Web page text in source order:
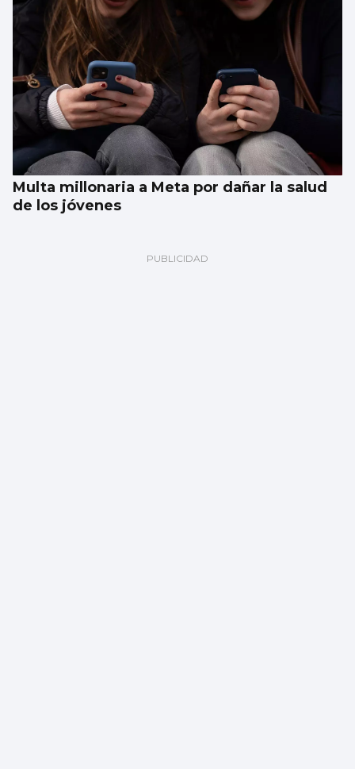
Multa millonaria a Meta por dañar la salud
de los jóvenes